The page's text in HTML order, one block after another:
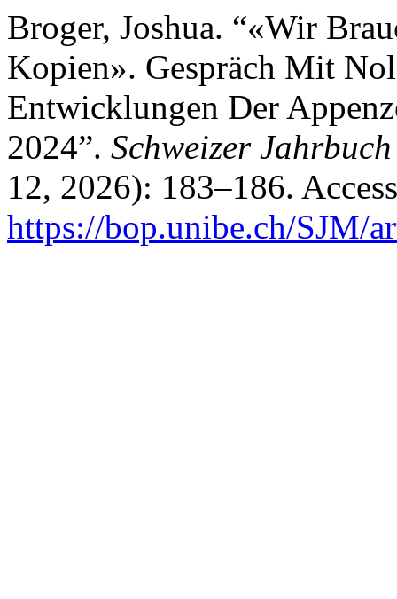
Broger, Joshua. “«Wir
Kopien». Gespräch Mit
Entwicklungen Der
2024”. Schweizer
12, 2026): 183–186.
https://bop.unibe.ch/SJM/